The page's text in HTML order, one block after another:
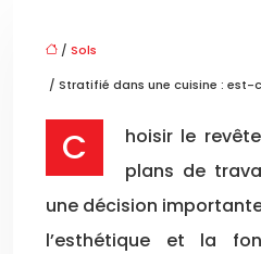
/ Sols
/ Stratifié dans une cuisine : est-
Choisir le revêtement idéal pour les
plans de
une décision
l’esthétique et la